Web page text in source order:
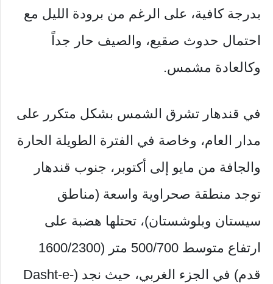
بدرجة كافية، على الرغم من برودة الليل مع
احتمال حدوث صقيع، والصيف حار جداً
وكالعادة مشمس.
في قندهار تشرق الشمس بشكل متكرر على
مدار العام، وخاصة في الفترة الطويلة الحارة
والجافة من مايو إلى أكتوبر، جنوب قندهار
توجد منطقة صحراوية واسعة (مناطق
سيستان وبلوشستان)، تحتلها هضبة على
ارتفاع متوسط ​​500/700 متر (1600/2300
قدم) في الجزء الغربي، حيث نجد (Dasht-e-